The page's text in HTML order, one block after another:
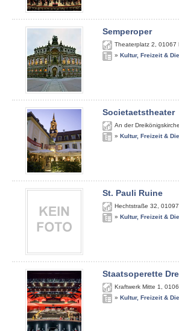
Semperoper
Theaterplatz 2 01067
» Kultur, Freizeit &
Societaetstheater
An der
» Kultur, Freizeit &
St. Pauli Ruine
Hechtstraße 32 01097
» Kultur, Freizeit &
Staatsoperette
Kraftwerk Mitte 1
» Kultur, Freizeit &